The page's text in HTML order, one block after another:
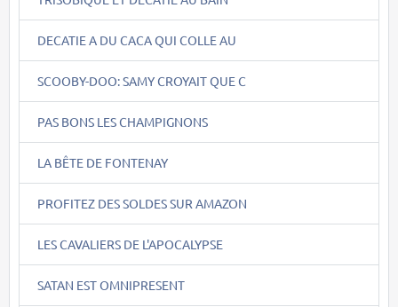
DECATIE A DU CACA QUI COLLE AU
SCOOBY-DOO: SAMY CROYAIT QUE C
PAS BONS LES CHAMPIGNONS
LA BÊTE DE FONTENAY
PROFITEZ DES SOLDES SUR AMAZON
LES CAVALIERS DE L'APOCALYPSE
SATAN EST OMNIPRESENT